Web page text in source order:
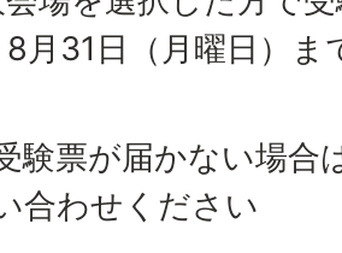
月31日（月曜日）ま
験票が届かない場合
合わせください